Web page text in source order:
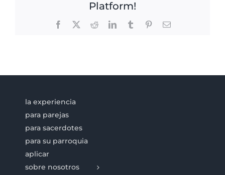
Platform!
Facebook RedditLinkedInTumblr PinterestEmail
la experiencia
para parejas
para sacerdotes
para su parroquia
aplicar
sobre nosotros